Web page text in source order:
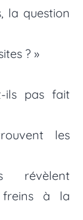
la question
? »
ils pas fait
les
révèlent
freins à la